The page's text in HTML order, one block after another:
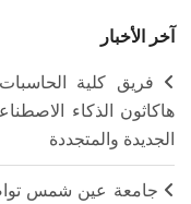
آخر الأخبار
فريق كلية
هاكاثون الذكاء
الجديدة والمتجددة
جامعة عين شمس